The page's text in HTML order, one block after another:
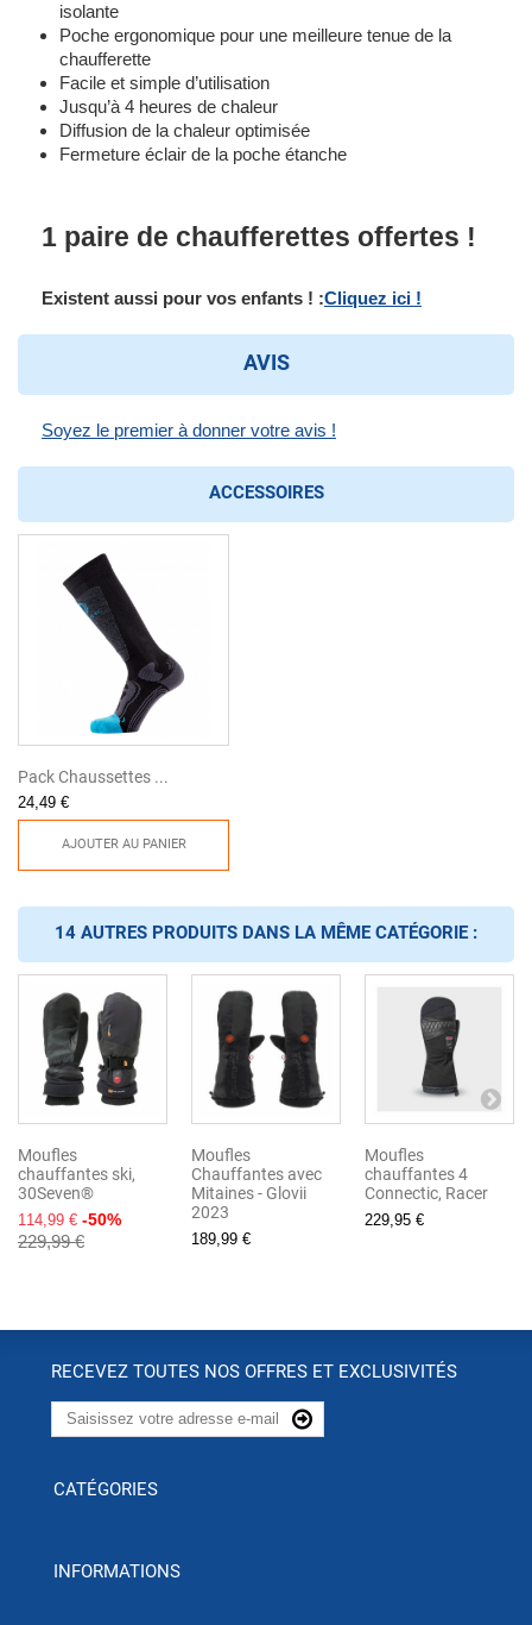
isolante
Poche ergonomique pour une meilleure tenue de la
chaufferette
Facile et simple d’utilisation
Jusqu’à 4 heures de chaleur
Diffusion de la chaleur optimisée
Fermeture éclair de la poche étanche
1 paire de chaufferettes offertes !
Existent aussi pour vos enfants ! :Cliquez ici !
AVIS
Soyez le premier à donner votre avis !
ACCESSOIRES
Pack Chaussettes ...
24,49 €
AJOUTER AU PANIER
14 AUTRES PRODUITS DANS LA MÊME CATÉGORIE :
Moufles
chauffantes ski,
30Seven®
114,99 € -50%
229,99 €
Moufles
Chauffantes avec
Mitaines - Glovii
2023
189,99 €
Moufles
chauffantes 4
Connectic, Racer
229,95 €
RECEVEZ TOUTES NOS OFFRES ET EXCLUSIVITÉS
CATÉGORIES
INFORMATIONS